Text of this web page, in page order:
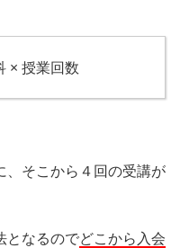
× 授業回数
、そこから４回の受講が
となるのでどこから入会